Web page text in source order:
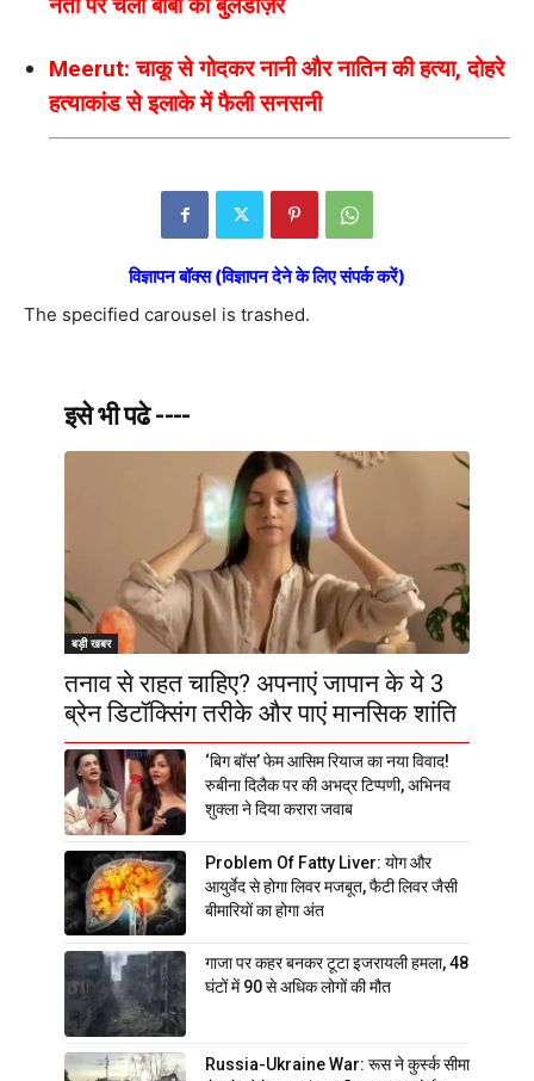
नेता पर चला बाबा का बुलडोज़र
Meerut: चाकू से गोदकर नानी और नातिन की हत्या, दोहरे
हत्याकांड से इलाके में फैली सनसनी
विज्ञापन बॉक्स (विज्ञापन देने के लिए संपर्क करें)
The specified carousel is trashed.
इसे भी पढे ----
बड़ी खबर
तनाव से राहत चाहिए? अपनाएं जापान के ये 3
ब्रेन डिटॉक्सिंग तरीके और पाएं मानसिक शांति
‘बिग बॉस’ फेम आसिम रियाज का नया विवाद!
रुबीना दिलैक पर की अभद्र टिप्पणी, अभिनव
शुक्ला ने दिया करारा जवाब
Problem Of Fatty Liver: योग और
आयुर्वेद से होगा लिवर मजबूत, फैटी लिवर जैसी
बीमारियों का होगा अंत
गाजा पर कहर बनकर टूटा इजरायली हमला, 48
घंटों में 90 से अधिक लोगों की मौत
Russia-Ukraine War: रूस ने कुर्स्क सीमा